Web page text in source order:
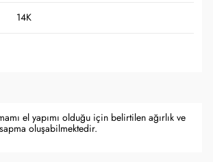
14K
el yapımı olduğu için belirtilen ağırlık ve
oluşabilmektedir.